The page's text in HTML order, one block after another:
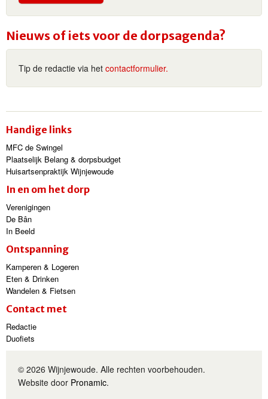
Nieuws of iets voor de dorpsagenda?
Tip de redactie via het contactformulier.
Handige links
MFC de Swingel
Plaatselijk Belang & dorpsbudget
Huisartsenpraktijk Wijnjewoude
In en om het dorp
Verenigingen
De Bân
In Beeld
Ontspanning
Kamperen & Logeren
Eten & Drinken
Wandelen & Fietsen
Contact met
Redactie
Duofiets
© 2026 Wijnjewoude. Alle rechten voorbehouden.
Website door Pronamic.